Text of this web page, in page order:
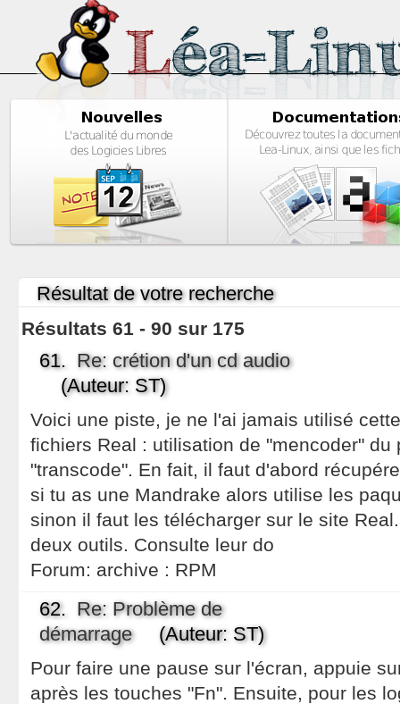
Résultat de votre recherche
Résultats 61 - 90 sur 175
61. Re: crétion d'un cd audio
(Auteur: ST)
Voici une piste, je ne l'ai jamais utilisé
fichiers Real : utilisation de "mencoder" du
"transcode". En fait, il faut d'abord
si tu as une Mandrake alors utilise les
sinon il faut les télécharger sur le site
deux outils. Consulte leur do
Forum: archive : RPM
62. Re: Problème de
démarrage(Auteur: ST)
Pour faire une pause sur l'écran, appuie
après les touches "Fn". Ensuite, pour les